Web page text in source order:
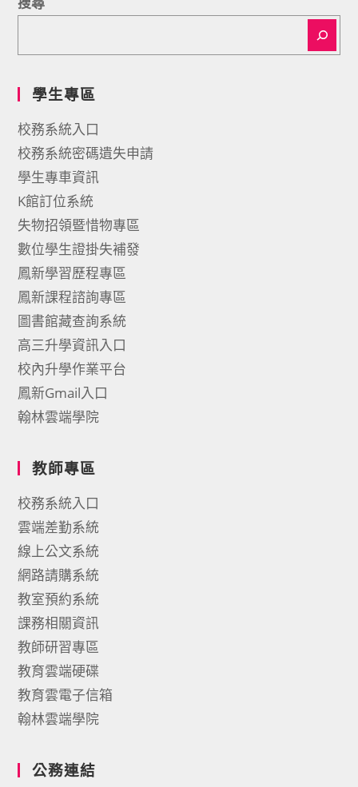
學生專區
校務系統入口
校務系統密碼遺失申請
學生專車資訊
K館訂位系統
失物招領暨惜物專區
數位學生證掛失補發
鳳新學習歷程專區
鳳新課程諮詢專區
圖書館藏查詢系統
高三升學資訊入口
校內升學作業平台
鳳新Gmail入口
翰林雲端學院
教師專區
校務系統入口
雲端差勤系統
線上公文系統
網路請購系統
教室預約系統
課務相關資訊
教師研習專區
教育雲端硬碟
教育雲電子信箱
翰林雲端學院
公務連結